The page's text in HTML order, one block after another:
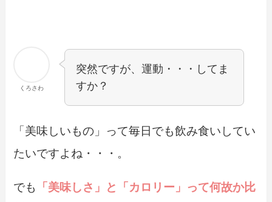
くろさわ
突然ですが、運動・・・してま
すか？
「美味しいもの」って毎日でも飲み食いしてい
たいですよね・・・。
でも
「美味しさ」と「カロリー」って何故か比